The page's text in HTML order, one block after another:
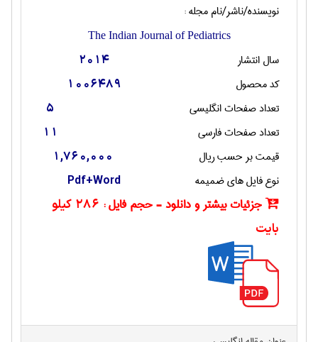
نویسنده/ناشر/نام مجله :
The Indian Journal of Pediatrics
سال انتشار 2014
کد محصول 1006489
تعداد صفحات انگليسی 5
تعداد صفحات فارسی 11
قیمت بر حسب ریال 1,760,000
نوع فایل های ضمیمه Pdf+Word
جزئیات بیشتر و دانلود - حجم فایل :
286 کیلو
بایت